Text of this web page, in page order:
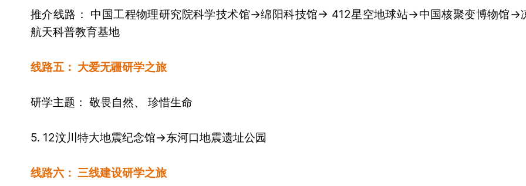
推介线路： 中国工程物理研究院科学技术馆→绵阳科技馆→ 412星空地球站→中国核聚变博物馆→
航天科普教育基地
线路五： 大爱无疆研学之旅
研学主题： 敬畏自然、 珍惜生命
5. 12汶川特大地震纪念馆→东河口地震遗址公园
线路六： 三线建设研学之旅